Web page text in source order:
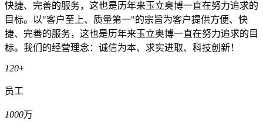
快捷、完善的服务，这也是历年来玉立奥博一直在努力追求的
目标。以"客户至上、质量第一"的宗旨为客户提供方便、快
捷、完善的服务，这也是历年来玉立奥博一直在努力追求的目
标。我们的经营理念：诚信为本、求实进取、科技创新！
120+
员工
1000万